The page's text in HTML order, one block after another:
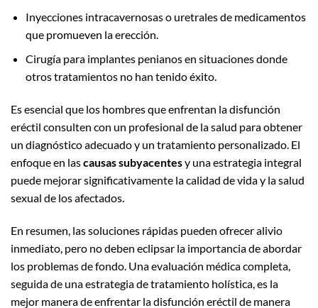
Inyecciones intracavernosas o uretrales de medicamentos
que promueven la erección.
Cirugía para implantes penianos en situaciones donde
otros tratamientos no han tenido éxito.
Es esencial que los hombres que enfrentan la disfunción
eréctil consulten con un profesional de la salud para obtener
un diagnóstico adecuado y un tratamiento personalizado. El
enfoque en lascausas subyacentesy una estrategia integral
puede mejorar significativamente la calidad de vida y la salud
sexual de los afectados.
En resumen, las soluciones rápidas pueden ofrecer alivio
inmediato, pero no deben eclipsar la importancia de abordar
los problemas de fondo. Una evaluación médica completa,
seguida de una estrategia de tratamiento holística, es la
mejor manera de enfrentar la disfunción eréctil de manera